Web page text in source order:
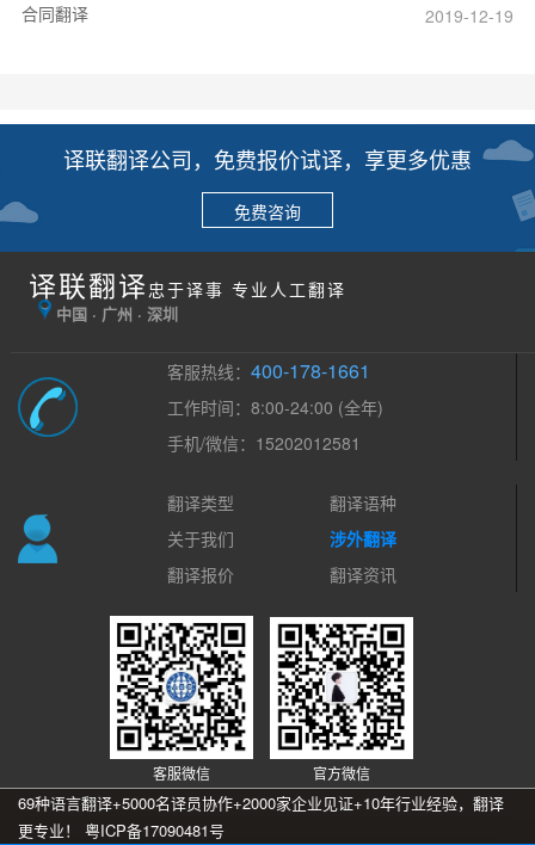
合同翻译
2019-12-19
译联翻译公司，免费报价试译，享更多优惠
免费咨询
译联翻译 忠于译事 专业人工翻译
中国 · 广州 · 深圳
客服热线：400-178-1661
工作时间：8:00-24:00 (全年)
手机/微信：15202012581
翻译类型
翻译语种
关于我们
涉外翻译
翻译报价
翻译资讯
客服微信 官方微信
69种语言翻译+5000名译员协作+2000家企业见证+10年行业经验，翻译
更专业！ 粤ICP备17090481号